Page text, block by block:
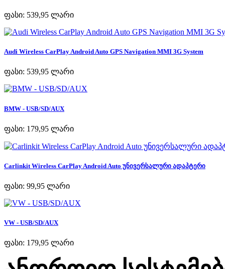
ფასი: 539,95 ლარი
Audi Wireless CarPlay Android Auto GPS Navigation MMI 3G System
ფასი: 539,95 ლარი
BMW - USB/SD/AUX
ფასი: 179,95 ლარი
Carlinkit Wireless CarPlay Android Auto უნივერსალური ადაპტერი
ფასი: 99,95 ლარი
VW - USB/SD/AUX
ფასი: 179,95 ლარი